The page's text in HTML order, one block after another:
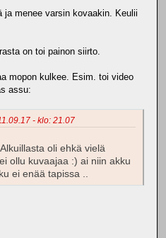
menee varsin kovaakin. Keulii
on toi painon siirto.
mopon kulkee. Esim. toi video
assu:
- klo: 21.07
oli ehkä vielä
ollu kuvaajaa :) ai niin akku
ei enää tapissa ..